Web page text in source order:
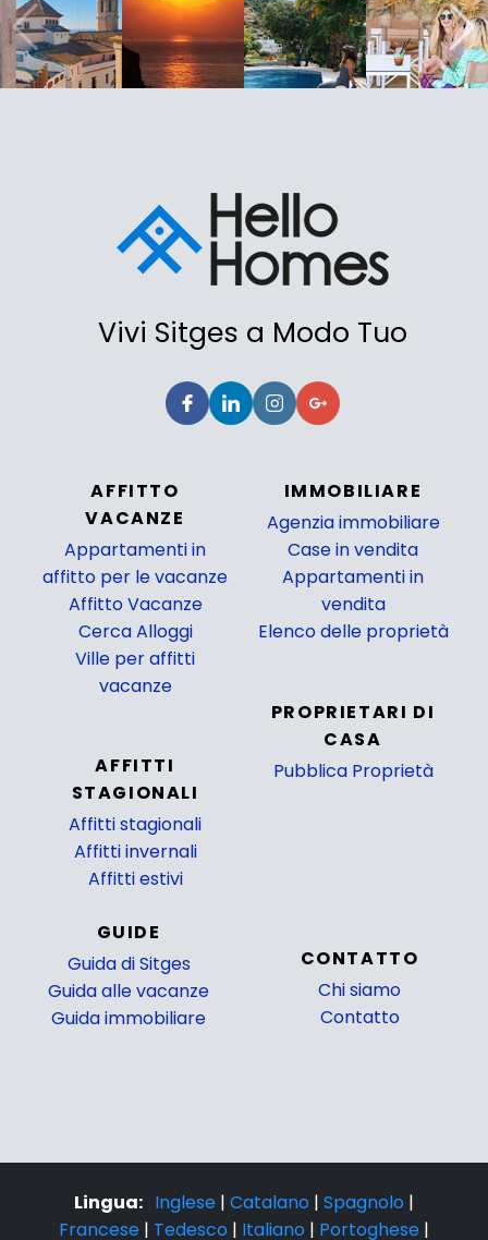
Vivi Sitges a Modo Tuo
AFFITTO
VACANZE
Appartamenti in
affitto per le vacanze
Affitto Vacanze
Cerca Alloggi
Ville per affitti
vacanze
AFFITTI
STAGIONALI
Affitti stagionali
Affitti invernali
Affitti estivi
IMMOBILIARE
Agenzia immobiliare
Case in vendita
Appartamenti in
vendita
Elenco delle proprietà
PROPRIETARI DI
CASA
Pubblica Proprietà
GUIDE
Guida di Sitges
Guida alle vacanze
Guida immobiliare
CONTATTO
Chi siamo
Contatto
Lingua: Inglese | Catalano | Spagnolo |
Francese | Tedesco | Italiano | Portoghese |